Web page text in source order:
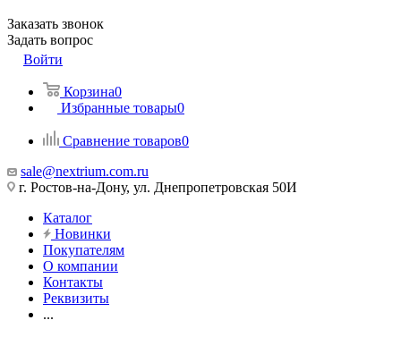
Заказать звонок
Задать вопрос
Войти
Корзина0
Избранные товары0
Сравнение товаров0
sale@nextrium.com.ru
г. Ростов-на-Дону, ул. Днепропетровская 50И
Каталог
Новинки
Покупателям
О компании
Контакты
Реквизиты
...